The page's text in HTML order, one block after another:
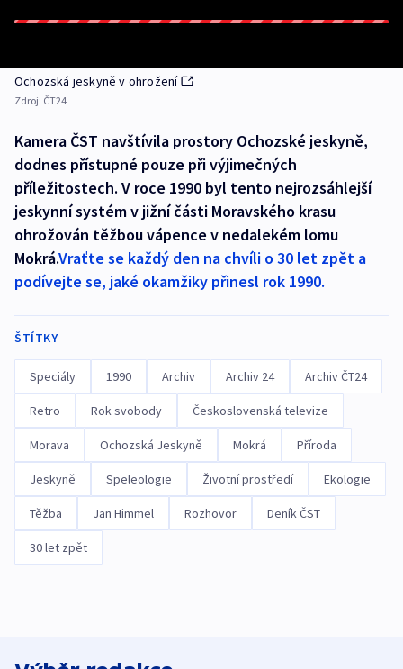
Ochozská jeskyně v ohrožení
Zdroj: ČT24
Kamera ČST navštívila prostory Ochozské jeskyně,
dodnes přístupné pouze při výjimečných
příležitostech. V roce 1990 byl tento nejrozsáhlejší
jeskynní systém v jižní části Moravského krasu
ohrožován těžbou vápence v nedalekém lomu
Mokrá.Vraťte se každý den na chvíli o 30 let zpět a
podívejte se, jaké okamžiky přinesl rok 1990.
ŠTÍTKY
Speciály 1990 Archiv Archiv 24 Archiv ČT24
Retro Rok svobody Československá televize
Morava Ochozská Jeskyně Mokrá Příroda
Jeskyně Speleologie Životní prostředí Ekologie
Těžba Jan Himmel Rozhovor Deník ČST
30 let zpět